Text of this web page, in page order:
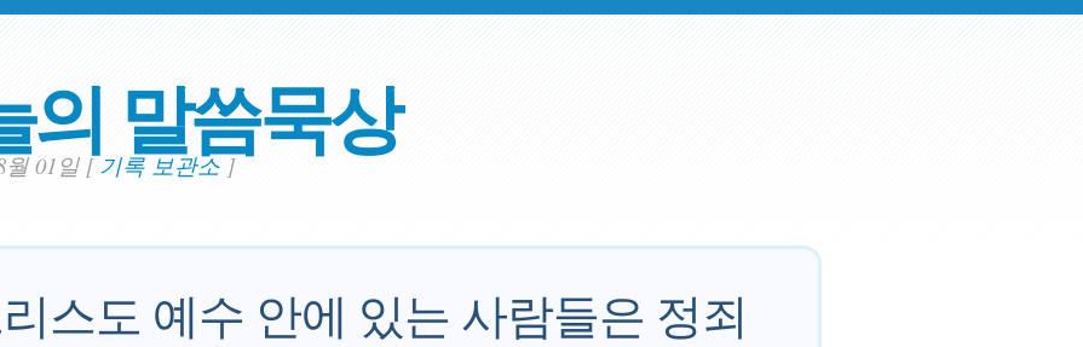
의 말씀묵상
월 01일 [기록 보관소]
스도 예수 안에 있는 사람들은 정죄